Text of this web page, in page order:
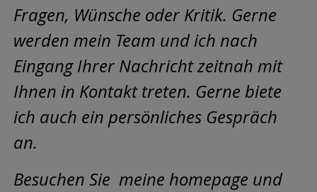
Fragen, Wünsche oder Kritik. Gerne
werden mein Team und ich nach
Eingang Ihrer Nachricht zeitnah mit
Ihnen in Kontakt treten. Gerne biete
ich auch ein persönliches Gespräch
an.
Besuchen Sie meine homepage und